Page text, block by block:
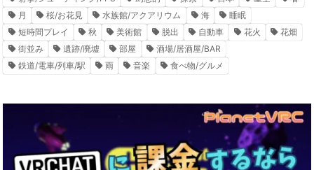
月
桜/お花見 水族館/アクアリウム 海
睡眠
短時間プレイ
秋 美術館 脱出 自動車 花火
花畑
街並み
遺跡/廃墟 部屋
酒場/居酒屋/BAR
鉄道/電車/列車/駅
雨 音楽 食べ物/グルメ